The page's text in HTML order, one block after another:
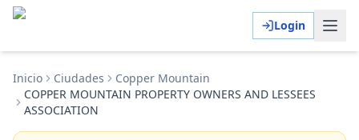
Login
Inicio Ciudades
Copper Mountain
COPPER MOUNTAIN PROPERTY OWNERS AND LESSEES
ASSOCIATION